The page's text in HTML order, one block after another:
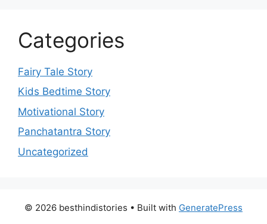
Categories
Fairy Tale Story
Kids Bedtime Story
Motivational Story
Panchatantra Story
Uncategorized
© 2026 besthindistories • Built with GeneratePress